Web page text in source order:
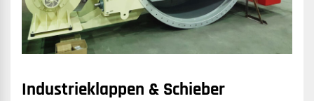
Industrieklappen & Schieber